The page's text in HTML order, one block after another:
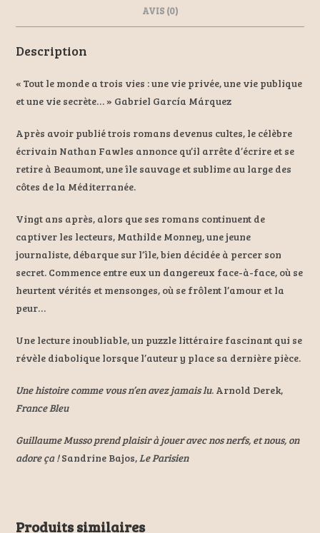
AVIS (0)
Description
« Tout le monde a trois vies : une vie privée, une vie publique
et une vie secrète… » Gabriel García Márquez
Après avoir publié trois romans devenus cultes, le célèbre
écrivain Nathan Fawles annonce qu’il arrête d’écrire et se
retire à Beaumont, une île sauvage et sublime au large des
côtes de la Méditerranée.
Vingt ans après, alors que ses romans continuent de
captiver les lecteurs, Mathilde Monney, une jeune
journaliste, débarque sur l’île, bien décidée à percer son
secret. Commence entre eux un dangereux face-à-face, où se
heurtent vérités et mensonges, où se frôlent l’amour et la
peur…
Une lecture inoubliable, un puzzle littéraire fascinant qui se
révèle diabolique lorsque l’auteur y place sa dernière pièce.
Une histoire comme vous n’en avez jamais lu. Arnold Derek,
France Bleu
Guillaume Musso prend plaisir à jouer avec nos nerfs, et nous, on
adore ça !Sandrine Bajos, Le Parisien
Produits similaires